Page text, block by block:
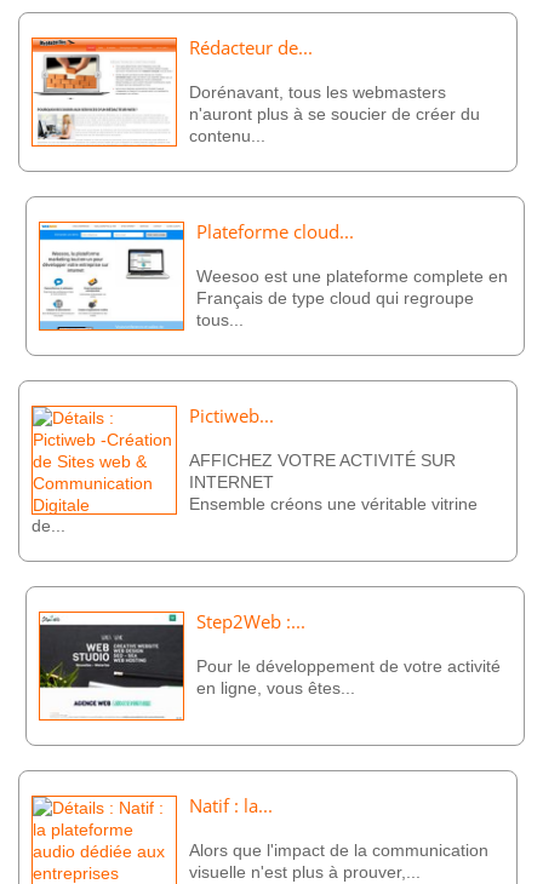
Rédacteur de...
Dorénavant, tous les webmasters
n'auront plus à se soucier de créer du
contenu...
Plateforme cloud...
Weesoo est une plateforme complete en
Français de type cloud qui regroupe
tous...
Pictiweb...
AFFICHEZ VOTRE ACTIVITÉ SUR
INTERNET
Ensemble créons une véritable vitrine
de...
Step2Web :...
Pour le développement de votre activité
en ligne, vous êtes...
Natif : la...
Alors que l'impact de la communication
visuelle n'est plus à prouver,...